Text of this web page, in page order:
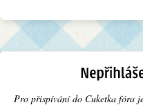
Pro přispívání do Cuketka fóra